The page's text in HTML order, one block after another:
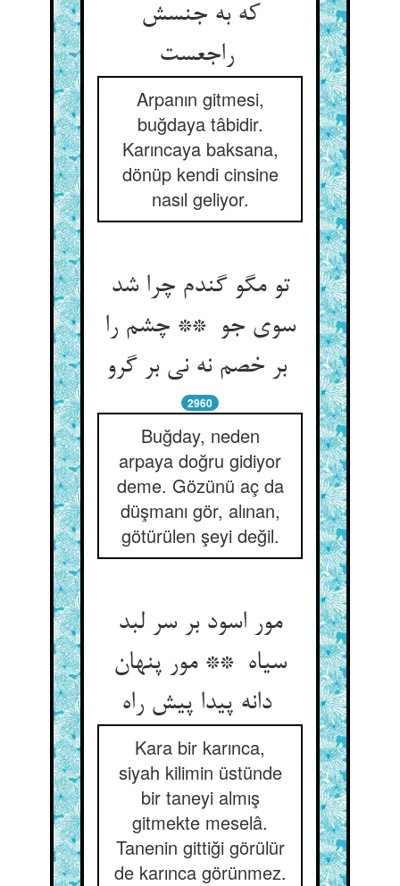
که به جنسش
Arpanın gitmesi,
buğdaya tâbidir.
Karıncaya baksana,
dönüp kendi cinsine
nasıl geliyor.
تو مگو گندم چرا شد
سوی جو ** چشم را
بر خصم نه نی بر گرو
2960
Buğday, neden
arpaya doğru gidiyor
deme. Gözünü aç da
düşmanı gör, alınan,
götürülen şeyi değil.
مور اسود بر سر لبد
سیاه ** مور پنهان
دانه پیدا پیش راه
Kara bir karınca,
siyah kilimin üstünde
bir taneyi almış
gitmekte meselâ.
Tanenin gittiği görülür
de karınca görünmez.